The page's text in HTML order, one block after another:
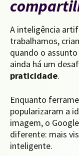
A inteligência
trabalhamos,
quando o assunto
ainda há um
praticidade.
Enquanto
popularizaram a
imagem, o
diferente: mais
inteligente.